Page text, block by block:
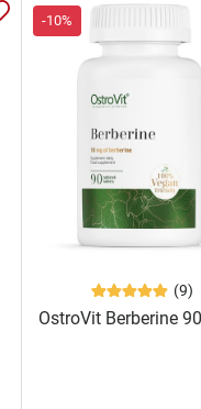
-10%
(9)
OstroVit Berberine